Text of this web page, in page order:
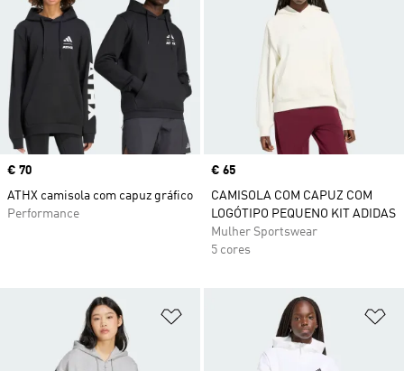
Price
€ 70
ATHX camisola com capuz gráfico
Performance
Price
€ 65
CAMISOLA COM CAPUZ COM
LOGÓTIPO PEQUENO KIT ADIDAS
Mulher Sportswear
5 cores
Adicionar à Lista de Desejos